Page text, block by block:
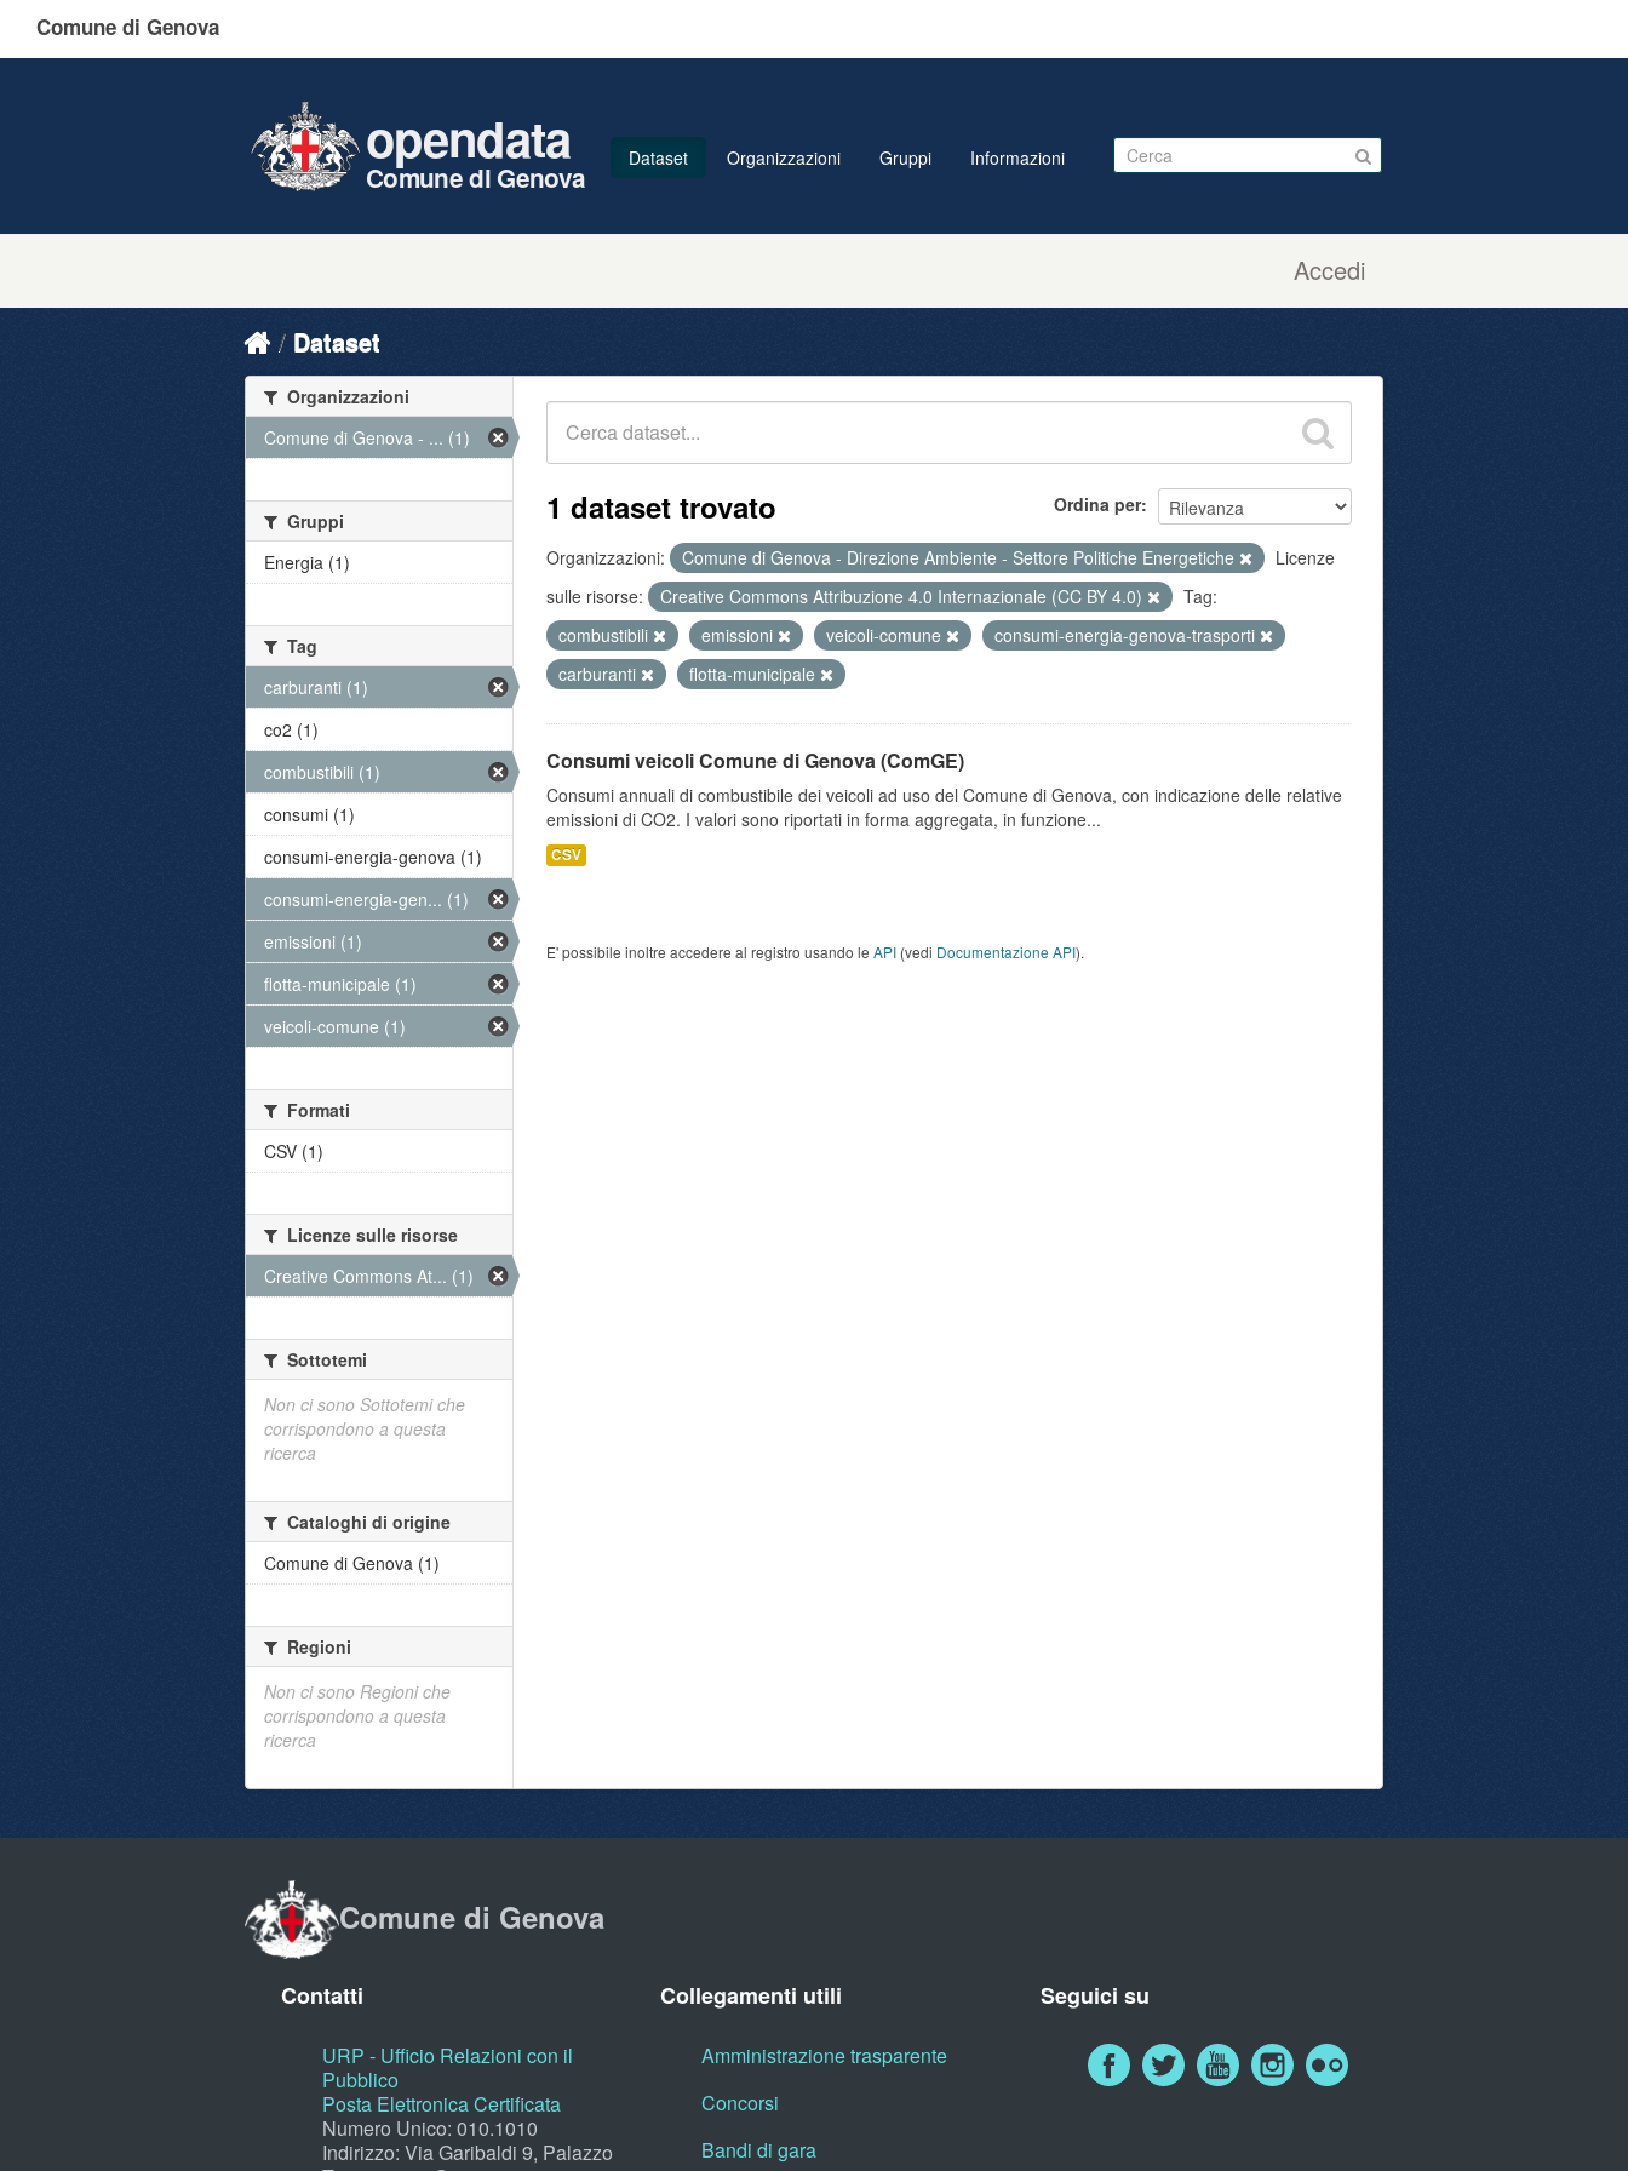
Comune di Genova
Accedi
opendata
Comune di Genova
Dataset Organizzazioni Gruppi Informazioni
Dataset
Ordina per
1 dataset trovato
Organizzazioni: Comune di Genova - Direzione Ambiente - Settore Politiche Energetiche
Licenze
sulle risorse:
Creative Commons Attribuzione 4.0 Internazionale (CC BY 4.0)
Tag:
combustibili
emissioni veicoli-comune
consumi-energia-genova-trasporti
carburanti
flotta-municipale
Consumi veicoli Comune di Genova (ComGE)
Consumi annuali di combustibile dei veicoli ad uso del Comune di Genova, con indicazione delle relative
emissioni di CO2. I valori sono riportati in forma aggregata, in funzione...
CSV
E' possibile inoltre accedere al registro usando le API (vedi Documentazione API).
Organizzazioni
Comune di Genova - ... (1)
Gruppi
Energia (1)
Tag
carburanti (1)
co2 (1)
combustibili (1)
consumi (1)
consumi-energia-genova (1)
consumi-energia-gen... (1)
emissioni (1)
flotta-municipale (1)
veicoli-comune (1)
Formati
CSV (1)
Licenze sulle risorse
Creative Commons At... (1)
Sottotemi
Non ci sono Sottotemi che
corrispondono a questa
ricerca
Cataloghi di origine
Comune di Genova (1)
Regioni
Non ci sono Regioni che
corrispondono a questa
ricerca
Comune di Genova
Contatti
URP - Ufficio Relazioni con il
Pubblico
Posta Elettronica Certificata
Numero Unico: 010.1010
Indirizzo: Via Garibaldi 9, Palazzo
Collegamenti utili
Amministrazione trasparente
Concorsi
Bandi di gara
Seguici su